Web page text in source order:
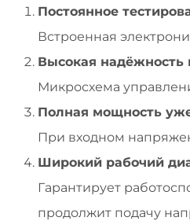
Постоянное
Встроенная
Высокая надёжность
Микросхема
Полная мощность
При входном
Широкий рабочий
Гарантирует
продолжит подачу